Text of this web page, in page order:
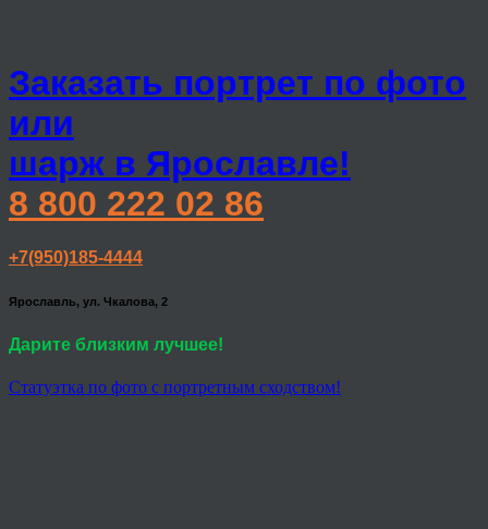
Заказать портрет по фото
или
шарж в Ярославле!
8 800 222 02 86
+7(950)185-4444
Ярославль, ул. Чкалова, 2
Дарите близким лучшее!
Статуэтка по фото с портретным сходством!